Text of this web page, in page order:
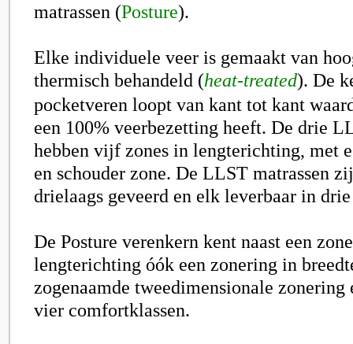
matrassen (Posture).
Elke individuele veer is gemaakt van
thermisch behandeld (heat-treated). De
pocketveren loopt van kant tot kant
een 100% veerbezetting heeft. De drie
hebben vijf zones in lengterichting, met
en schouder zone. De LLST matrassen
drielaags geveerd en elk leverbaar in
De Posture verenkern kent naast een
lengterichting óók een zonering in
zogenaamde tweedimensionale
vier comfortklassen.